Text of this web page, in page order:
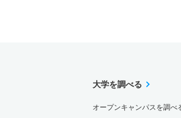
大学を調べる
オープンキャンパスを調べ